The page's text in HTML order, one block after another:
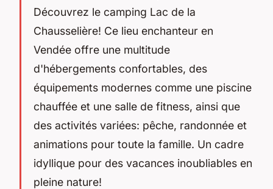
Découvrez le camping Lac de la
Chausselière! Ce lieu enchanteur en
Vendée offre une multitude
d'hébergements confortables, des
équipements modernes comme une piscine
chauffée et une salle de fitness, ainsi que
des activités variées: pêche, randonnée et
animations pour toute la famille. Un cadre
idyllique pour des vacances inoubliables en
pleine nature!